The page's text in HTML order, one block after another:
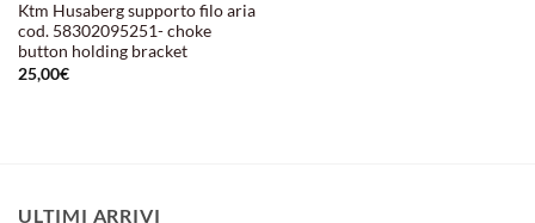
Ktm Husaberg supporto filo aria
cod. 58302095251- choke
button holding bracket
25,00€
ULTIMI ARRIVI